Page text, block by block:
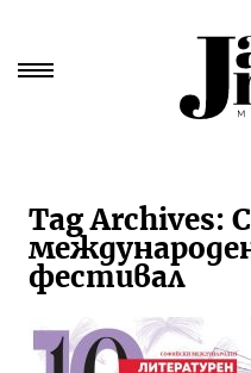
за:Tag Archives:
фестивал